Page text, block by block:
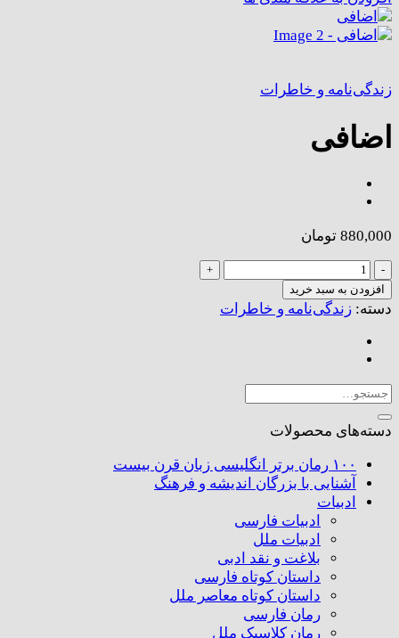
زندگی‌نامه و خاطرات
اضافی
880,000 تومان
اضافی
عدد
افزودن به سبد خرید
دسته: زندگی‌نامه و خاطرات
جستجو
برای:
دسته‌های محصولات
۱۰۰ رمان برتر انگلیسی زبان قرن بیست
آشنایی با بزرگان اندیشه و فرهنگ
ادبیات
ادبیات فارسی
ادبیات ملل
بلاغت و نقد ادبی
داستان کوتاه فارسی
داستان کوتاه معاصر ملل
رمان فارسی
رمان کلاسیک ملل